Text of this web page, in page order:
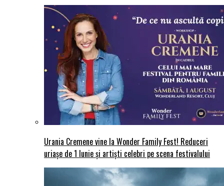
Urania Cremene vine la Wonder Family Fest! Reduceri
uriașe de 1 Iunie și artiști celebri pe scena festivalului